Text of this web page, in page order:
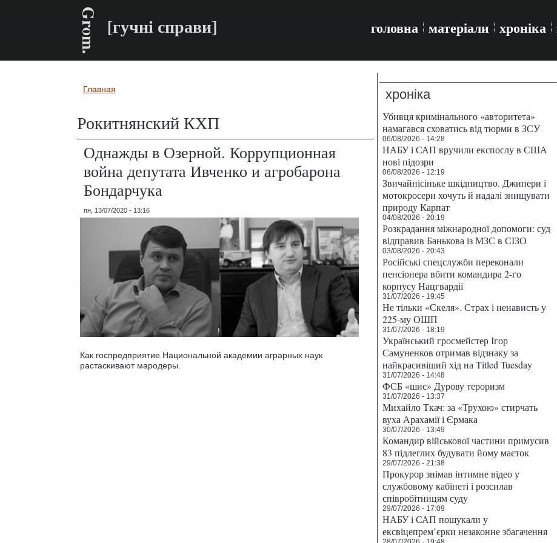
Grom. [гучні справи] головна матеріали хроніка
Вы здесь
Главная
Рокитнянский КХП
Однажды в Озерной. Коррупционная
война депутата Ивченко и агробарона
Бондарчука
пн, 13/07/2020 - 13:16
Как госпредприятие Национальной академии аграрных наук
растаскивают мародеры.
хроніка
Убивця кримінального «авторитета»
намагався сховатись від тюрми в ЗСУ
06/08/2026 - 14:28
НАБУ і САП вручили експослу в США
нові підозри
06/08/2026 - 12:19
Звичайнісіньке шкідництво. Джипери і
мотокросери хочуть й надалі знищувати
природу Карпат
04/08/2026 - 20:19
Розкрадання міжнародної допомоги: суд
відправив Банькова із МЗС в СІЗО
03/08/2026 - 20:43
Російські спецслужби переконали
пенсіонера вбити командира 2-го
корпусу Нацгвардії
31/07/2026 - 19:45
Не тільки «Скеля». Страх і ненависть у
225-му ОШП
31/07/2026 - 18:19
Український гросмейстер Ігор
Самуненков отримав відзнаку за
найкрасивіший хід на Titled Tuesday
31/07/2026 - 14:48
ФСБ «шиє» Дурову тероризм
31/07/2026 - 13:37
Михайло Ткач: за «Трухою» стирчать
вуха Арахамії і Єрмака
30/07/2026 - 13:49
Командир військової частини примусив
83 підлеглих будувати йому маєток
29/07/2026 - 21:38
Прокурор знімав інтимне відео у
службовому кабінеті і розсилав
співробітницям суду
29/07/2026 - 17:09
НАБУ і САП пошукали у
ексвіцепрем’єрки незаконне збагачення